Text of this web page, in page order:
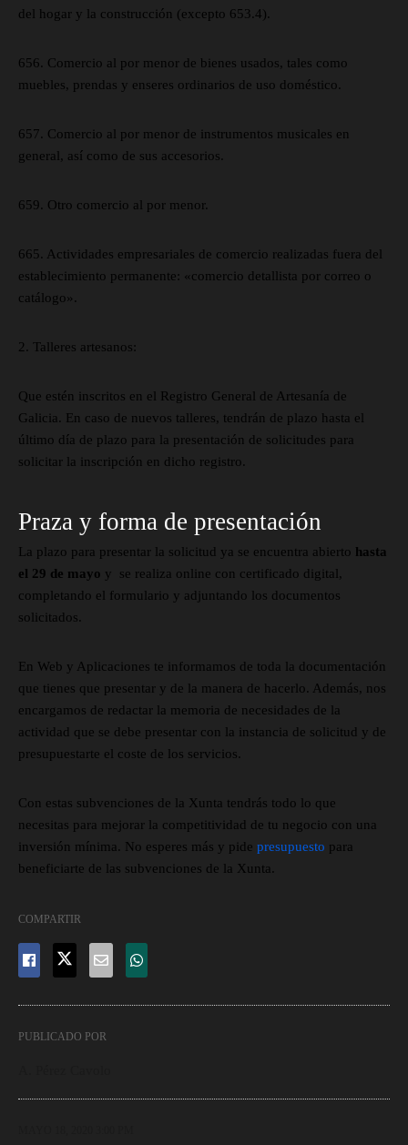
del hogar y la construcción (excepto 653.4).
656. Comercio al por menor de bienes usados, tales como
muebles, prendas y enseres ordinarios de uso doméstico.
657. Comercio al por menor de instrumentos musicales en
general, así como de sus accesorios.
659. Otro comercio al por menor.
665. Actividades empresariales de comercio realizadas fuera del
establecimiento permanente: «comercio detallista por correo o
catálogo».
2. Talleres artesanos:
Que estén inscritos en el Registro General de Artesanía de
Galicia. En caso de nuevos talleres, tendrán de plazo hasta el
último día de plazo para la presentación de solicitudes para
solicitar la inscripción en dicho registro.
Praza y forma de presentación
La plazo para presentar la solicitud ya se encuentra abierto hasta
el 29 de mayo y se realiza online con certificado digital,
completando el formulario y adjuntando los documentos
solicitados.
En Web y Aplicaciones te informamos de toda la documentación
que tienes que presentar y de la manera de hacerlo. Además, nos
encargamos de redactar la memoria de necesidades de la
actividad que se debe presentar con la instancia de solicitud y de
presupuestarte el coste de los servicios.
Con estas subvenciones de la Xunta tendrás todo lo que
necesitas para mejorar la competitividad de tu negocio con una
inversión mínima. No esperes más y pide presupuesto para
beneficiarte de las subvenciones de la Xunta.
COMPARTIR
PUBLICADO POR